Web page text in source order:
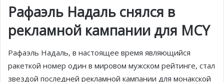
Рафаэль Надаль снялся в
рекламной кампании для MCY
Рафаэль Надаль, в настоящее время являющийся
ракеткой номер один в мировом мужском рейтинге, стал
звездой последней рекламной кампании для монакской